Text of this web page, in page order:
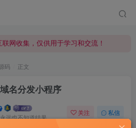
网收集，仅供用于学习和交流！
码 正文
名分发小程序
如果你不去试，你永远也不知道结果，所以去试试吧
关注 私信